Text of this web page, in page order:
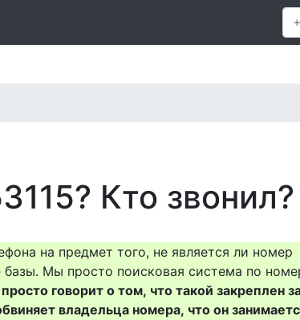
Кто звонил?
на предмет того, не является ли номер
Мы просто поисковая система по
говорит о том, что такой закреплен
владельца номера, что он